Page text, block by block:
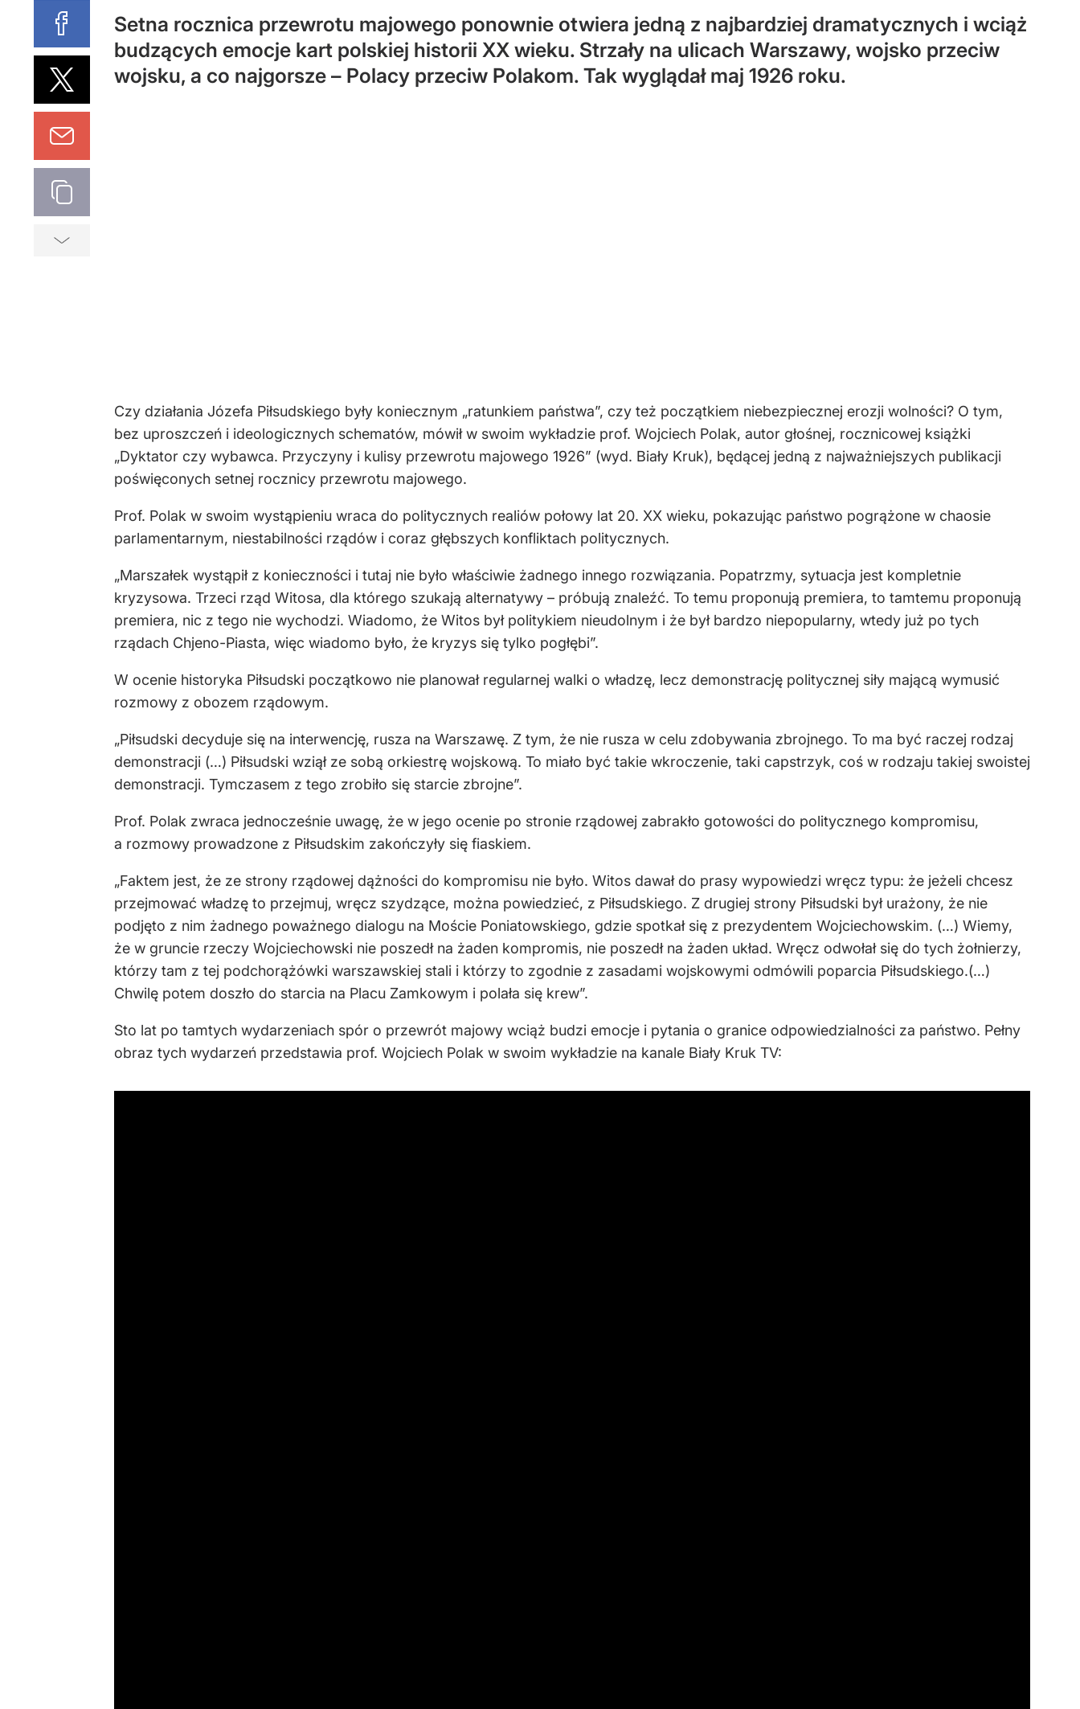
Setna rocznica przewrotu majowego ponownie otwiera jedną z najbardziej dramatycznych i wciąż
budzących emocje kart polskiej historii XX wieku. Strzały na ulicach Warszawy, wojsko przeciw
wojsku, a co najgorsze – Polacy przeciw Polakom. Tak wyglądał maj 1926 roku.
Czy działania Józefa Piłsudskiego były koniecznym „ratunkiem państwa”, czy też początkiem niebezpiecznej erozji wolności? O tym,
bez uproszczeń i ideologicznych schematów, mówił w swoim wykładzie prof. Wojciech Polak, autor głośnej, rocznicowej książki
„Dyktator czy wybawca. Przyczyny i kulisy przewrotu majowego 1926” (wyd. Biały Kruk), będącej jedną z najważniejszych publikacji
poświęconych setnej rocznicy przewrotu majowego.
Prof. Polak w swoim wystąpieniu wraca do politycznych realiów połowy lat 20. XX wieku, pokazując państwo pogrążone w chaosie
parlamentarnym, niestabilności rządów i coraz głębszych konfliktach politycznych.
„Marszałek wystąpił z konieczności i tutaj nie było właściwie żadnego innego rozwiązania. Popatrzmy, sytuacja jest kompletnie
kryzysowa. Trzeci rząd Witosa, dla którego szukają alternatywy – próbują znaleźć. To temu proponują premiera, to tamtemu proponują
premiera, nic z tego nie wychodzi. Wiadomo, że Witos był politykiem nieudolnym i że był bardzo niepopularny, wtedy już po tych
rządach Chjeno-Piasta, więc wiadomo było, że kryzys się tylko pogłębi”.
W ocenie historyka Piłsudski początkowo nie planował regularnej walki o władzę, lecz demonstrację politycznej siły mającą wymusić
rozmowy z obozem rządowym.
„Piłsudski decyduje się na interwencję, rusza na Warszawę. Z tym, że nie rusza w celu zdobywania zbrojnego. To ma być raczej rodzaj
demonstracji (…) Piłsudski wziął ze sobą orkiestrę wojskową. To miało być takie wkroczenie, taki capstrzyk, coś w rodzaju takiej swoistej
demonstracji. Tymczasem z tego zrobiło się starcie zbrojne”.
Prof. Polak zwraca jednocześnie uwagę, że w jego ocenie po stronie rządowej zabrakło gotowości do politycznego kompromisu,
a rozmowy prowadzone z Piłsudskim zakończyły się fiaskiem.
„Faktem jest, że ze strony rządowej dążności do kompromisu nie było. Witos dawał do prasy wypowiedzi wręcz typu: że jeżeli chcesz
przejmować władzę to przejmuj, wręcz szydzące, można powiedzieć, z Piłsudskiego. Z drugiej strony Piłsudski był urażony, że nie
podjęto z nim żadnego poważnego dialogu na Moście Poniatowskiego, gdzie spotkał się z prezydentem Wojciechowskim. (…) Wiemy,
że w gruncie rzeczy Wojciechowski nie poszedł na żaden kompromis, nie poszedł na żaden układ. Wręcz odwołał się do tych żołnierzy,
którzy tam z tej podchorążówki warszawskiej stali i którzy to zgodnie z zasadami wojskowymi odmówili poparcia Piłsudskiego.(…)
Chwilę potem doszło do starcia na Placu Zamkowym i polała się krew”.
Sto lat po tamtych wydarzeniach spór o przewrót majowy wciąż budzi emocje i pytania o granice odpowiedzialności za państwo. Pełny
obraz tych wydarzeń przedstawia prof. Wojciech Polak w swoim wykładzie na kanale Biały Kruk TV: